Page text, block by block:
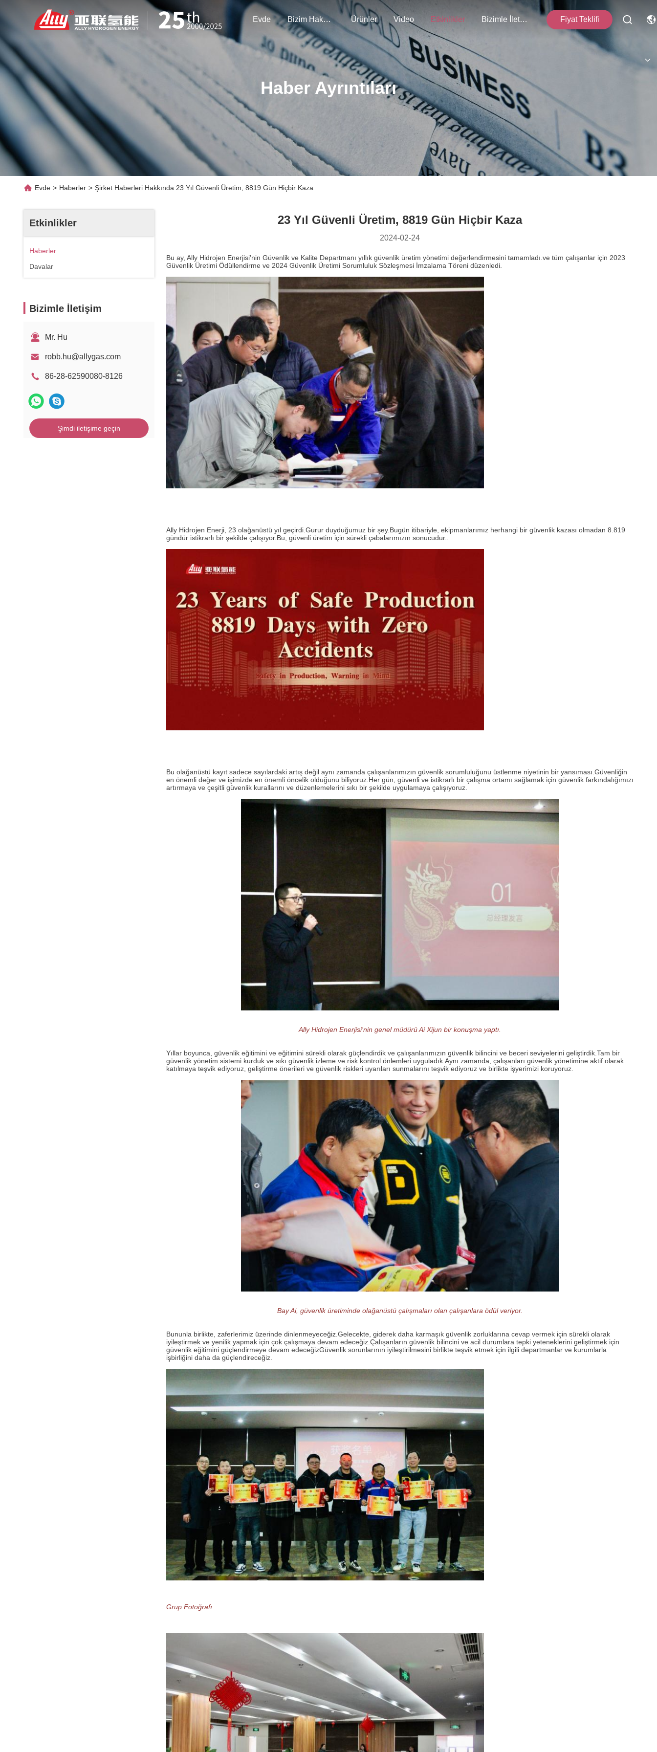
Evde Bizim Hakkımızda Ürünler Video Etkinlikler Bizimle İletişim Fiyat Teklifi
Haber Ayrıntıları
Evde > Haberler > Şirket Haberleri Hakkında 23 Yıl Güvenli Üretim, 8819 Gün Hiçbir Kaza
Etkinlikler
Haberler
Davalar
Bizimle İletişim
Mr. Hu
robb.hu@allygas.com
86-28-62590080-8126
Şimdi iletişime geçin
23 Yıl Güvenli Üretim, 8819 Gün Hiçbir Kaza
2024-02-24
Bu ay, Ally Hidrojen Enerjisi'nin Güvenlik ve Kalite Departmanı yıllık güvenlik üretim yönetimi değerlendirmesini tamamladı.ve tüm çalışanlar için 2023
Güvenlik Üretimi Ödüllendirme ve 2024 Güvenlik Üretimi Sorumluluk Sözleşmesi İmzalama Töreni düzenledi.
Ally Hidrojen Enerji, 23 olağanüstü yıl geçirdi.Gurur duyduğumuz bir şey.Bugün itibariyle, ekipmanlarımız herhangi bir güvenlik kazası olmadan 8.819
gündür istikrarlı bir şekilde çalışıyor.Bu, güvenli üretim için sürekli çabalarımızın sonucudur..
Bu olağanüstü kayıt sadece sayılardaki artış değil aynı zamanda çalışanlarımızın güvenlik sorumluluğunu üstlenme niyetinin bir yansıması.Güvenliğin
en önemli değer ve işimizde en önemli öncelik olduğunu biliyoruz.Her gün, güvenli ve istikrarlı bir çalışma ortamı sağlamak için güvenlik farkındalığımızı
artırmaya ve çeşitli güvenlik kurallarını ve düzenlemelerini sıkı bir şekilde uygulamaya çalışıyoruz.
Ally Hidrojen Enerjisi'nin genel müdürü Ai Xijun bir konuşma yaptı.
Yıllar boyunca, güvenlik eğitimini ve eğitimini sürekli olarak güçlendirdik ve çalışanlarımızın güvenlik bilincini ve beceri seviyelerini geliştirdik.Tam bir
güvenlik yönetim sistemi kurduk ve sıkı güvenlik izleme ve risk kontrol önlemleri uyguladık.Aynı zamanda, çalışanları güvenlik yönetimine aktif olarak
katılmaya teşvik ediyoruz, geliştirme önerileri ve güvenlik riskleri uyarıları sunmalarını teşvik ediyoruz ve birlikte işyerimizi koruyoruz.
Bay Ai, güvenlik üretiminde olağanüstü çalışmaları olan çalışanlara ödül veriyor.
Bununla birlikte, zaferlerimiz üzerinde dinlenmeyeceğiz.Gelecekte, giderek daha karmaşık güvenlik zorluklarına cevap vermek için sürekli olarak
iyileştirmek ve yenilik yapmak için çok çalışmaya devam edeceğiz.Çalışanların güvenlik bilincini ve acil durumlara tepki yeteneklerini geliştirmek için
güvenlik eğitimini güçlendirmeye devam edeceğizGüvenlik sorunlarının iyileştirilmesini birlikte teşvik etmek için ilgili departmanlar ve kurumlarla
işbirliğini daha da güçlendireceğiz.
Grup Fotoğrafı